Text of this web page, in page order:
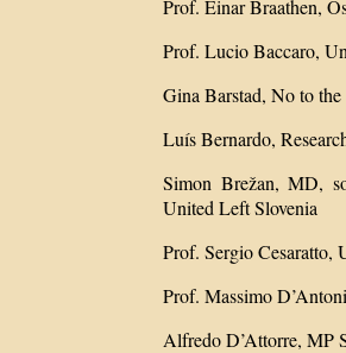
Prof. Einar Braathen,
Prof. Lucio Baccaro,
Gina Barstad, No to
Luís Bernardo,
Simon Brežan, MD,
United Left Slovenia
Prof. Sergio Cesaratto,
Prof. Massimo
Alfredo D’Attorre, MP